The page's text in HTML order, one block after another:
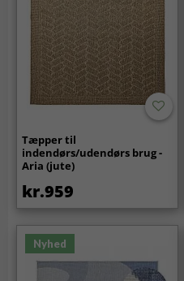
Tæpper til
indendørs/udendørs brug -
Aria (jute)
kr.959
Nyhed